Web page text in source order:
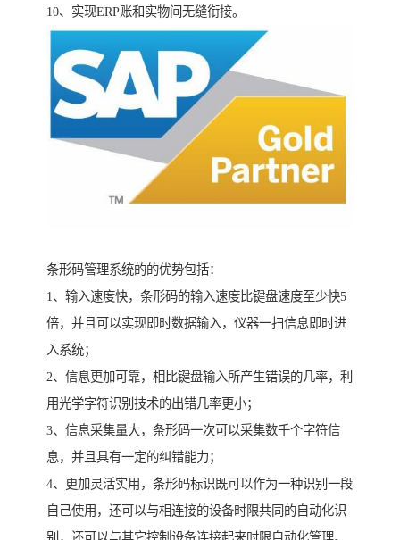
10、实现ERP账和实物间无缝衔接。
条形码管理系统的的优势包括：
1、输入速度快，条形码的输入速度比键盘速度至少快5
倍，并且可以实现即时数据输入，仪器一扫信息即时进
入系统；
2、信息更加可靠，相比键盘输入所产生错误的几率，利
用光学字符识别技术的出错几率更小；
3、信息采集量大，条形码一次可以采集数千个字符信
息，并且具有一定的纠错能力；
4、更加灵活实用，条形码标识既可以作为一种识别一段
自己使用，还可以与相连接的设备时限共同的自动化识